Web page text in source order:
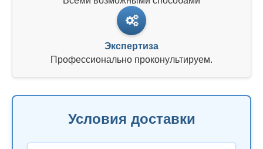
Экспертиза
Профессионально проконультируем.
Условия доставки